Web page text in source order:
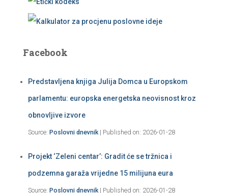
Facebook
Predstavljena knjiga Julija Domca u Europskom
parlamentu: europska energetska neovisnost kroz
obnovljive izvore
Source: Poslovni dnevnik Published on: 2026-01-28
Projekt ‘Zeleni centar’: Gradit će se tržnica i
podzemna garaža vrijedne 15 milijuna eura
Source: Poslovni dnevnik Published on: 2026-01-28